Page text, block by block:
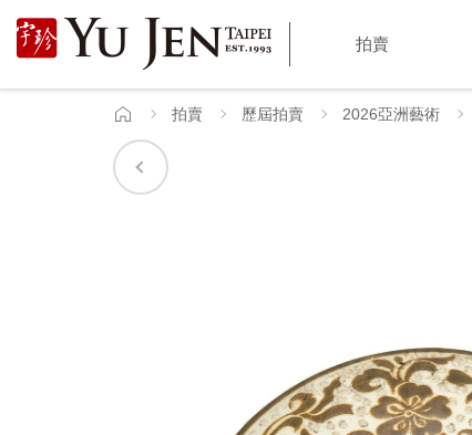
宇
珍
拍賣
首
頁
拍賣 歷屆拍賣 2026亞洲藝術